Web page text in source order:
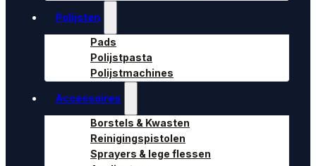
Polijsten
Pads
Polijstpasta
Polijstmachines
Accessoires
Borstels & Kwasten
Reinigingspistolen
Sprayers & lege flessen